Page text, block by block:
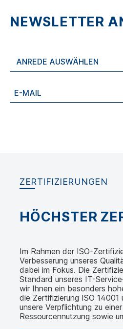
NEWSLETTER
ZERTIFIZIERUNGEN
HÖCHSTER
Im Rahmen der ISO-
Verbesserung unseres
dabei im Fokus. Die
Standard unseres IT-
wir Ihnen ein besonders
die Zertifizierung ISO
unsere Verpflichtung zu
Ressourcennutzung sowie